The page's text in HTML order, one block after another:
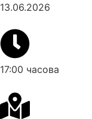
13.06.2026
17:00 часова